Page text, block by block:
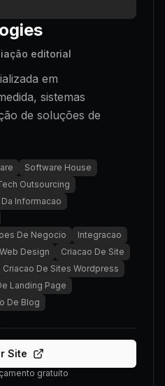
editorial
em
sistemas
de soluções de
Software House
Outsourcing
Informacao
De Negocio
Integracao
Web Design
Criacao De Site
Criacao De Sites Wordpress
Landing Page
De Blog
Site
gratuito